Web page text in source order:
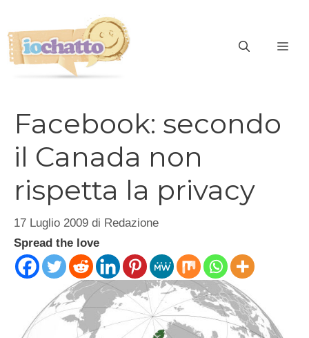
contenuto
Facebook: secondo
il Canada non
rispetta la privacy
17 Luglio 2009 di Redazione
Spread the love